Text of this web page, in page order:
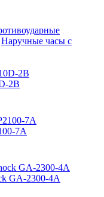
Наручные часы с
2B
7A
GA-2300-4A